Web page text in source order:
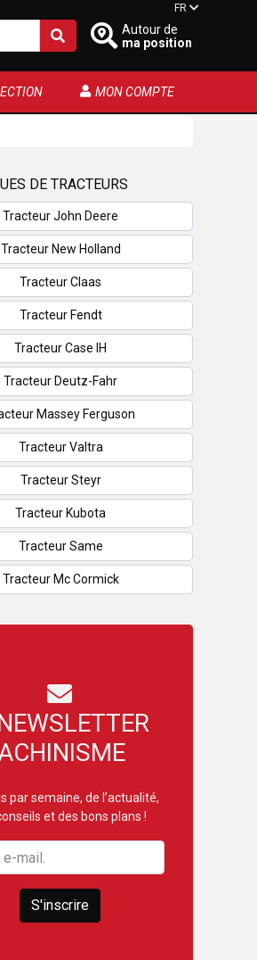
Autour de
ma position
FR
MON COMPTE
DE TRACTEURS
Tracteur John Deere
Tracteur New Holland
Tracteur Claas
Tracteur Fendt
Tracteur Case IH
Tracteur Deutz-Fahr
Massey Ferguson
Tracteur Valtra
Tracteur Steyr
Tracteur Kubota
Tracteur Same
Tracteur Mc Cormick
par semaine, de l’actualité,
et des bons plans !
S'inscrire